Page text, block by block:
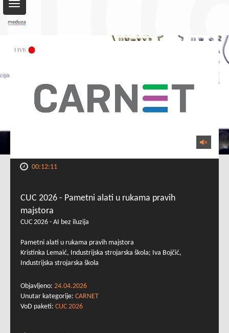
Toggle
navigation
00:12:11
CUC 2026 - Pametni alati u rukama pravih
majstora
CUC 2026 - AI bez iluzija
Pametni alati u rukama pravih majstora
Kristinka Lemaić, Industrijska strojarska škola; Iva Bojčić,
Industrijska strojarska škola
Objavljeno: 24.04.2026
Unutar kategorije: CARNET
VoD paketi: CUC 2026